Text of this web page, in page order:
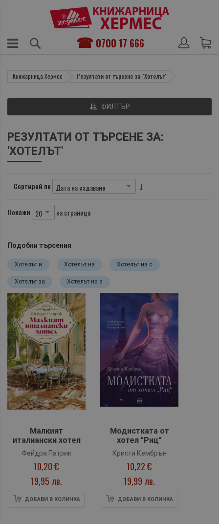
0700 17 666
Книжарница Хермес Резултати от търсене за: 'Хотелът'
РЕЗУЛТАТИ ОТ ТЪРСЕНЕ ЗА:
'ХОТЕЛЪТ'
Сортирай по
Покажи на страница
Подобни търсения
Хотелът и Хотелът на Хотелът на с
Хотелът за Хотелът на а
Малкият
италиански хотел
Фейдра Патрик
10,20 €
19,95 лв.
ДОБАВИ В КОЛИЧКА
Модистката от
хотел "Риц"
Кристи Кембрън
10,22 €
19,99 лв.
ДОБАВИ В КОЛИЧКА
ФИЛТЪР